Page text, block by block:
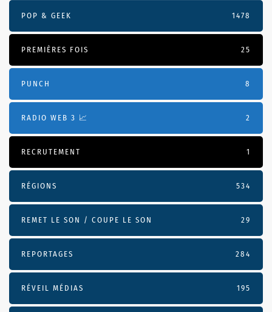
POP & GEEK 1478
PREMIÈRES FOIS 25
PUNCH 8
RADIO WEB 3 📈 2
RECRUTEMENT 1
RÉGIONS 534
REMET LE SON / COUPE LE SON 29
REPORTAGES 284
RÉVEIL MÉDIAS 195